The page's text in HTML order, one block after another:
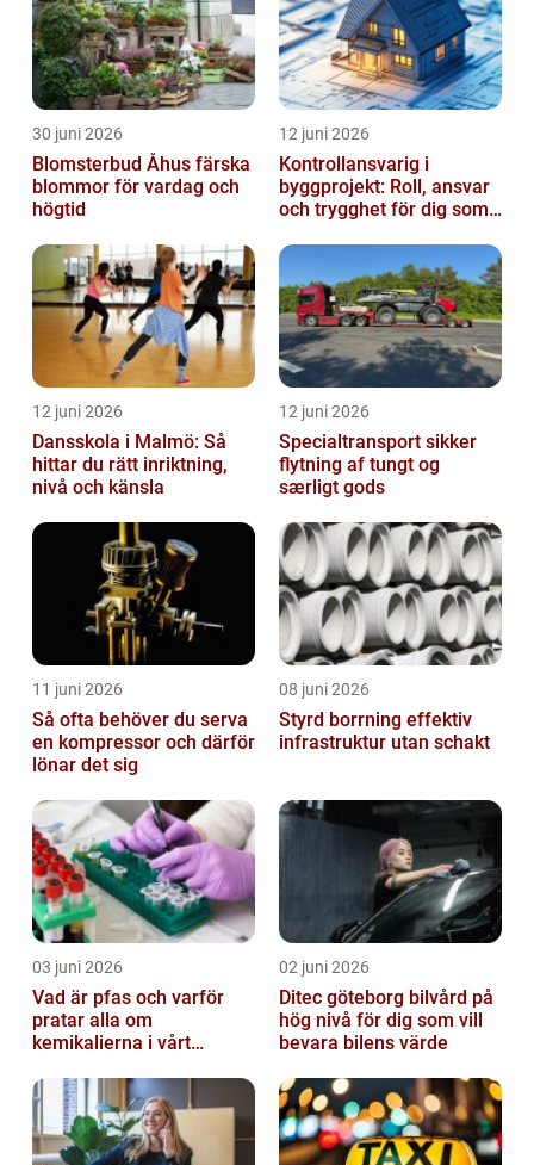
30 juni 2026
Blomsterbud Åhus färska
blommor för vardag och
högtid
12 juni 2026
Kontrollansvarig i
byggprojekt: Roll, ansvar
och trygghet för dig som
12 juni 2026
Dansskola i Malmö: Så
hittar du rätt inriktning,
nivå och känsla
12 juni 2026
Specialtransport sikker
flytning af tungt og
særligt gods
11 juni 2026
Så ofta behöver du serva
en kompressor och därför
lönar det sig
08 juni 2026
Styrd borrning effektiv
infrastruktur utan schakt
03 juni 2026
Vad är pfas och varför
pratar alla om
kemikalierna i vårt
02 juni 2026
Ditec göteborg bilvård på
hög nivå för dig som vill
bevara bilens värde